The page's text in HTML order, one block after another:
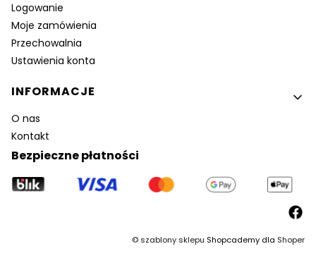
Logowanie
Moje zamówienia
Przechowalnia
Ustawienia konta
INFORMACJE
O nas
Kontakt
Bezpieczne płatności
©szablony sklepu Shopcademy dla Shoper